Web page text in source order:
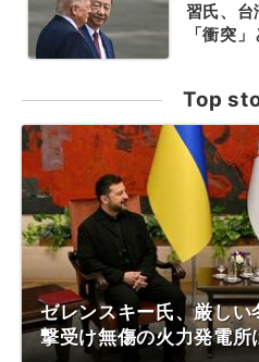
習氏、台
「衝突
Top
ゼレンスキー氏、厳し
撃受け無傷の火力発電所